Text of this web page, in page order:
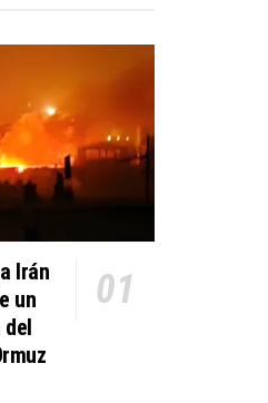
Irán
un
del